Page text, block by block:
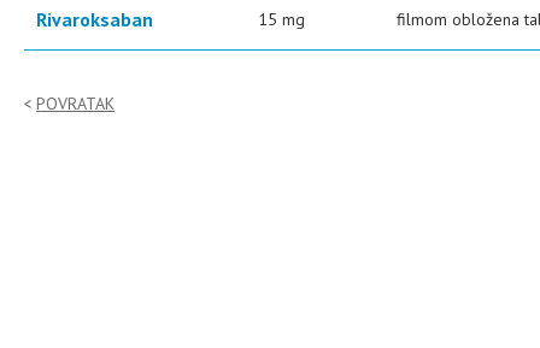
Rivaroksaban 15 mg filmom obložena
POVRATAK